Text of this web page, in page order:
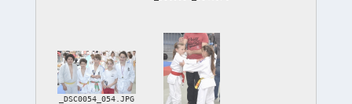
_DSC0054_054.JPG